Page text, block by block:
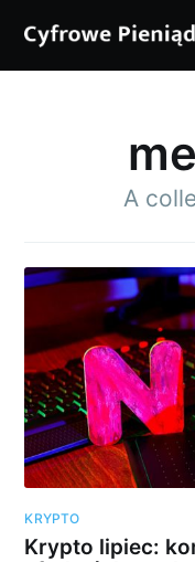
A
KRYPTO
Krypto lipiec: